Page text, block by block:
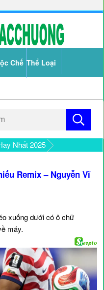
Chế Thể Loại
Nhất 2025
Remix – Nguyễn Vĩ
xuống dưới có ô chữ
máy.